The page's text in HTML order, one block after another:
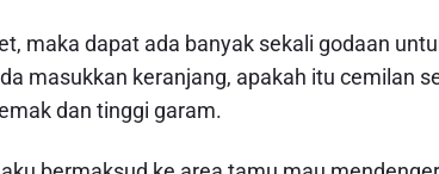
maka dapat ada banyak sekali godaan
masukkan keranjang, apakah itu cemilan
dan tinggi garam.